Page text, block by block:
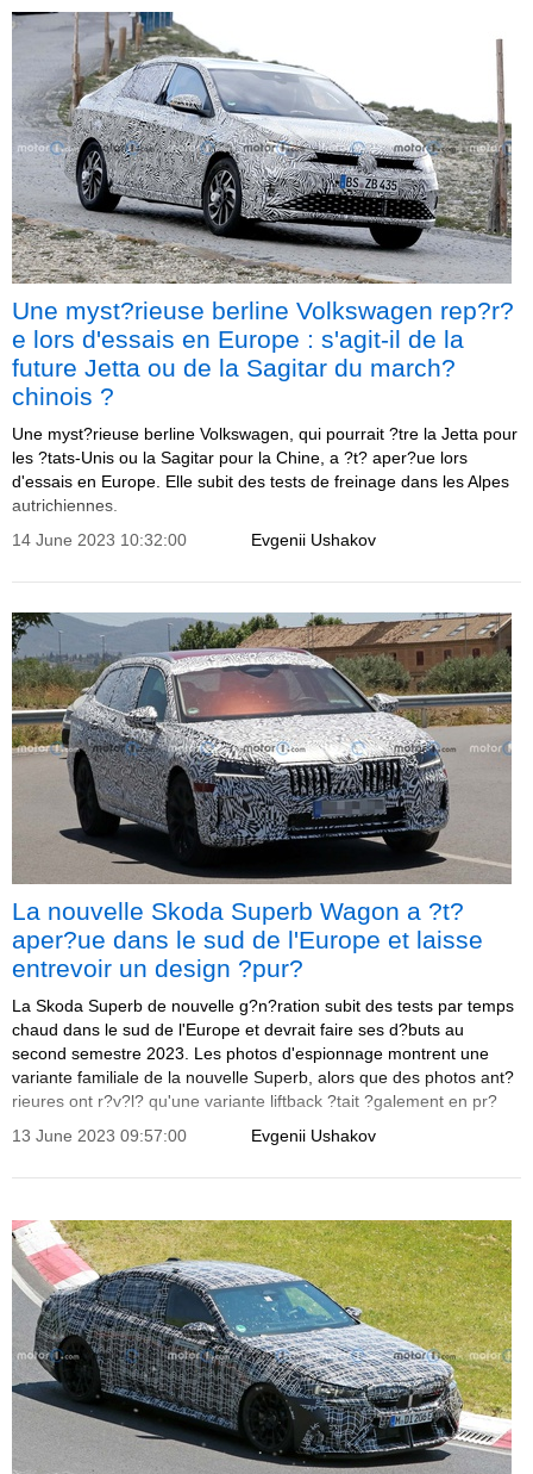
Une myst?rieuse berline Volkswagen rep?r?
e lors d'essais en Europe : s'agit-il de la
future Jetta ou de la Sagitar du march?
chinois ?
Une myst?rieuse berline Volkswagen, qui pourrait ?tre la Jetta pour
les ?tats-Unis ou la Sagitar pour la Chine, a ?t? aper?ue lors
d'essais en Europe. Elle subit des tests de freinage dans les Alpes
autrichiennes.
Evgenii Ushakov
14 June 2023 10:32:00
La nouvelle Skoda Superb Wagon a ?t?
aper?ue dans le sud de l'Europe et laisse
entrevoir un design ?pur?
La Skoda Superb de nouvelle g?n?ration subit des tests par temps
chaud dans le sud de l'Europe et devrait faire ses d?buts au
second semestre 2023. Les photos d'espionnage montrent une
variante familiale de la nouvelle Superb, alors que des photos ant?
rieures ont r?v?l? qu'une variante liftback ?tait ?galement en pr?
Evgenii Ushakov
13 June 2023 09:57:00